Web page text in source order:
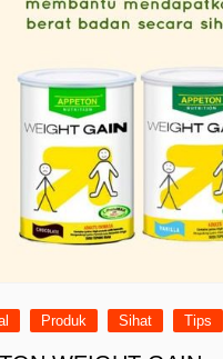
Produk Sihat Tips